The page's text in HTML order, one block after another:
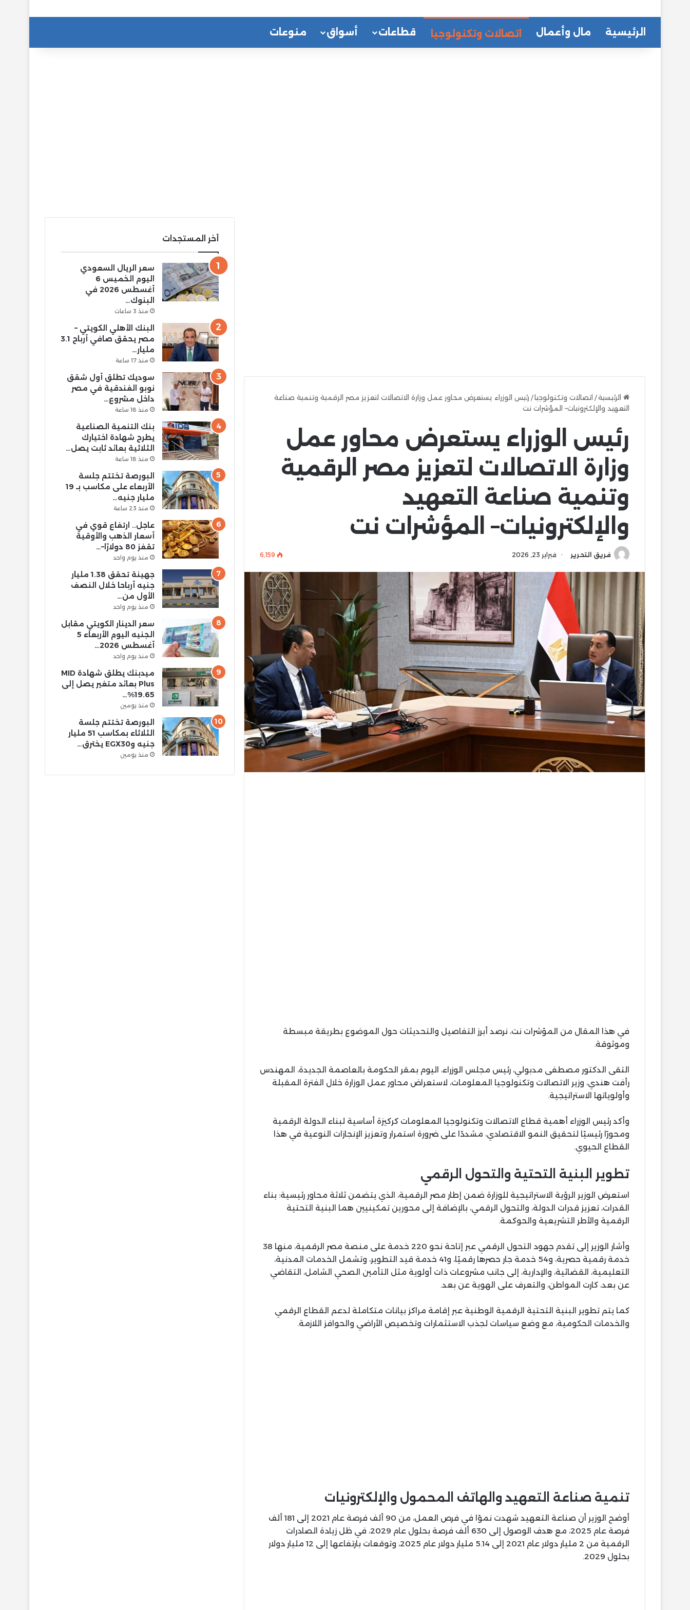
الرئيسية مال وأعمال اتصالات وتكنولوجيا قطاعات أسواق منوعات
الرئيسية/ اتصالات وتكنولوجيا / رئيس الوزراء يستعرض محاور عمل وزارة الاتصالات لتعزيز مصر الرقمية وتنمية صناعة
التعهيد والإلكترونيات– المؤشرات نت
رئيس الوزراء يستعرض محاور عمل
وزارة الاتصالات لتعزيز مصر الرقمية
وتنمية صناعة التعهيد
والإلكترونيات– المؤشرات نت
فريق التحرير فبراير 23, 2026 6٬159
في هذا المقال من المؤشرات نت، نرصد أبرز التفاصيل والتحديثات حول الموضوع بطريقة مبسطة
وموثوقة.
التقى الدكتور مصطفى مدبولي، رئيس مجلس الوزراء، اليوم بمقر الحكومة بالعاصمة الجديدة، المهندس
رأفت هندي، وزير الاتصالات وتكنولوجيا المعلومات، لاستعراض محاور عمل الوزارة خلال الفترة المقبلة
وأولوياتها الاستراتيجية.
وأكد رئيس الوزراء أهمية قطاع الاتصالات وتكنولوجيا المعلومات كركيزة أساسية لبناء الدولة الرقمية
ومحورًا رئيسيًا لتحقيق النمو الاقتصادي، مشددًا على ضرورة استمرار وتعزيز الإنجازات النوعية في هذا
القطاع الحيوي.
تطوير البنية التحتية والتحول الرقمي
استعرض الوزير الرؤية الاستراتيجية للوزارة ضمن إطار مصر الرقمية، الذي يتضمن ثلاثة محاور رئيسية: بناء
القدرات، تعزيز قدرات الدولة، والتحول الرقمي، بالإضافة إلى محورين تمكينيين هما البنية التحتية
الرقمية والأطر التشريعية والحوكمة.
وأشار الوزير إلى تقدم جهود التحول الرقمي عبر إتاحة نحو 220 خدمة على منصة مصر الرقمية، منها 38
خدمة رقمية حصرية، و54 خدمة جار حصرها رقميًا، و41 خدمة قيد التطوير، وتشمل الخدمات المدنية،
التعليمية، القضائية، والإدارية، إلى جانب مشروعات ذات أولوية مثل التأمين الصحي الشامل، التقاضي
عن بعد، كارت المواطن، والتعرف على الهوية عن بعد.
كما يتم تطوير البنية التحتية الرقمية الوطنية عبر إقامة مراكز بيانات متكاملة لدعم القطاع الرقمي
والخدمات الحكومية، مع وضع سياسات لجذب الاستثمارات وتخصيص الأراضي والحوافز اللازمة.
تنمية صناعة التعهيد والهاتف المحمول والإلكترونيات
أوضح الوزير أن صناعة التعهيد شهدت نموًا في فرص العمل، من 90 ألف فرصة عام 2021 إلى 181 ألف
فرصة عام 2025، مع هدف الوصول إلى 630 ألف فرصة بحلول عام 2029، في ظل زيادة الصادرات
الرقمية من 2 مليار دولار عام 2021 إلى 5.14 مليار دولار عام 2025، وتوقعات بارتفاعها إلى 12 مليار دولار
بحلول 2029.
أخر المستجدات
سعر الريال السعودي
اليوم الخميس 6
أغسطس 2026 في
البنوك…
منذ 3 ساعات
البنك الأهلي الكويتي –
مصر يحقق صافي أرباح 3.1
مليار…
منذ 17 ساعة
سوديك تطلق أول شقق
نوبو الفندقية في مصر
داخل مشروع…
منذ 18 ساعة
بنك التنمية الصناعية
يطرح شهادة اختيارك
الثلاثية بعائد ثابت يصل…
منذ 18 ساعة
البورصة تختتم جلسة
الأربعاء على مكاسب بـ 19
مليار جنيه…
منذ 23 ساعة
عاجل.. ارتفاع قوي في
أسعار الذهب والأوقية
تقفز 80 دولارًا–…
منذ يوم واحد
جهينة تحقق 1.38 مليار
جنيه أرباحا خلال النصف
الأول من…
منذ يوم واحد
سعر الدينار الكويتي مقابل
الجنيه اليوم الأربعاء 5
أغسطس 2026…
منذ يوم واحد
ميدبنك يطلق شهادة MID
Plus بعائد متغير يصل إلى
19.65%…
منذ يومين
البورصة تختتم جلسة
الثلاثاء بمكاسب 51 مليار
جنيه وEGX30 يخترق…
منذ يومين